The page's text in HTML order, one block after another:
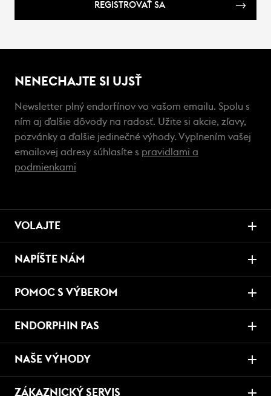
REGISTROVAŤ SA
NENECHAJTE SI UJSŤ
Newsletter plný endorfínov vo vašom emailu. Spolu s
ním aj ďalšie dôvody na radosť. Užite si akcie, zľavy,
pozvánky a ďalšie jedinečné výhody. Vyplnením vašej
emailovej adresy súhlasíte s pravidlami a
podmienkami
VOLAJTE
NAPÍŠTE NÁM
POMOC S VÝBEROM
ENDORPHIN PAS
NAŠE VÝHODY
ZÁKAZNICKÝ SERVIS